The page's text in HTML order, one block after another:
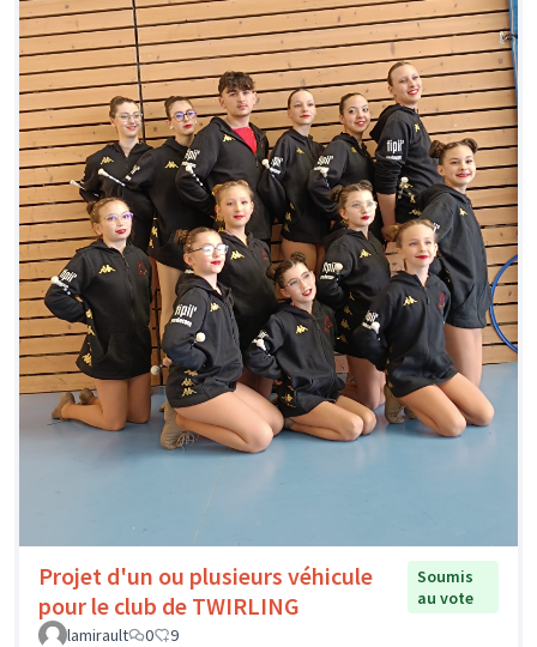
Projet d'un ou plusieurs véhicule
pour le club de TWIRLING
Soumis
au vote
lamirault
0 9